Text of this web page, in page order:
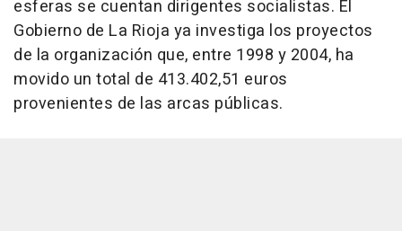
esferas se cuentan dirigentes socialistas. El
Gobierno de La Rioja ya investiga los proyectos
de la organización que, entre 1998 y 2004, ha
movido un total de 413.402,51 euros
provenientes de las arcas públicas.